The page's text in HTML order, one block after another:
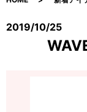
2019/10/25